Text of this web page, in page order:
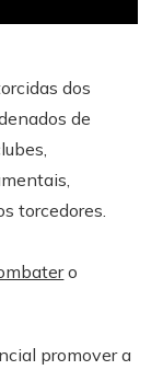
dos
de
torcedores.
o
promover a